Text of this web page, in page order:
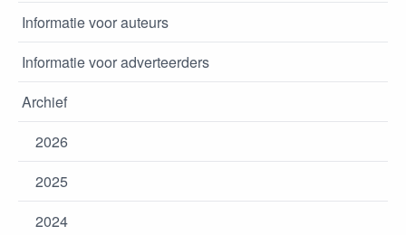
Informatie voor auteurs
Informatie voor adverteerders
Archief
2026
2025
2024